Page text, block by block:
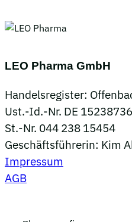
LEO Pharma GmbH
Handelsregister:
Ust.-Id.-Nr. DE
St.-Nr. 044 238 15454
Geschäftsführerin: Kim
Impressum
AGB